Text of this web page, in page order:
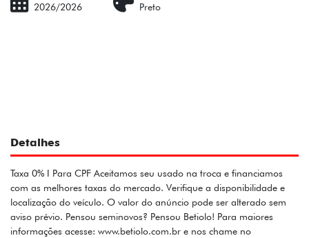
2026/2026 Preto
Detalhes
Taxa 0% I Para CPF Aceitamos seu usado na troca e financiamos
com as melhores taxas do mercado. Verifique a disponibilidade e
localização do veículo. O valor do anúncio pode ser alterado sem
aviso prévio. Pensou seminovos? Pensou Betiolo! Para maiores
informações acesse: www.betiolo.com.br e nos chame no